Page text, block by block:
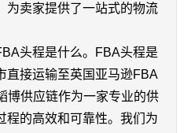
卖家提供了一站式的物流
头程是什么。FBA头程是
直接运输至英国亚马逊FBA
博供应链作为一家专业的供
程的高效和可靠性。我们为